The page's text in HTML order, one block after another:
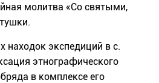
молитва «Со святыми,
находок экспедиций в с.
этнографического
в комплексе его